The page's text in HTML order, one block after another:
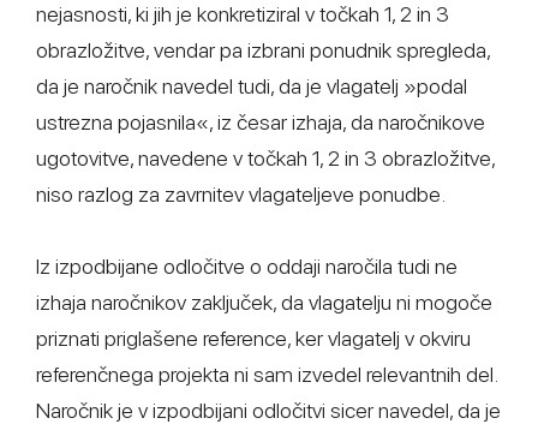
nejasnosti, ki jih je konkretiziral v točkah 1, 2 in 3
obrazložitve, vendar pa izbrani ponudnik spregleda,
da je naročnik navedel tudi, da je vlagatelj »podal
ustrezna pojasnila«, iz česar izhaja, da naročnikove
ugotovitve, navedene v točkah 1, 2 in 3 obrazložitve,
niso razlog za zavrnitev vlagateljeve ponudbe.
Iz izpodbijane odločitve o oddaji naročila tudi ne
izhaja naročnikov zaključek, da vlagatelju ni mogoče
priznati priglašene reference, ker vlagatelj v okviru
referenčnega projekta ni sam izvedel relevantnih del.
Naročnik je v izpodbijani odločitvi sicer navedel, da je